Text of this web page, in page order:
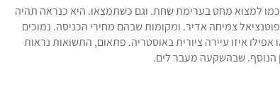
למצוא מחט בערימת שחת. וגם כשתמצאו. היא כנראה תהיה
צמיחה אדיר. ומקומות שבהם מחירי הכניסה. נמוכים
איזו עיירה ציורית באוסטריה. פתאום, התשואות נראות
הנוסף. שבהשקעה מעבר לים.